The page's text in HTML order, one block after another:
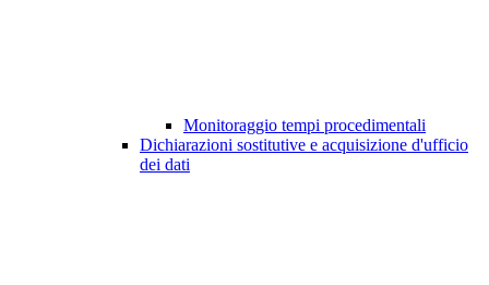
Monitoraggio tempi procedimentali
Dichiarazioni sostitutive e acquisizione d'ufficio
dei dati